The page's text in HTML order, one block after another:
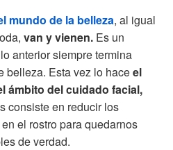
mundo de la belleza, al igual
van y vienen. Es un
anterior siempre termina
belleza. Esta vez lo haceel
ámbito del cuidado facial,
consiste en reducir los
el rostro para quedarnos
de verdad.